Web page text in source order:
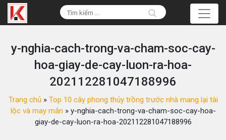
y-nghia-cach-trong-va-cham-soc-cay-
hoa-giay-de-cay-luon-ra-hoa-
202112281047188996
Trang chủ» Top 10 cây phong thủy trồng trước nhà mang lại tài
lộc và may mắn » y-nghia-cach-trong-va-cham-soc-cay-hoa-
giay-de-cay-luon-ra-hoa-202112281047188996